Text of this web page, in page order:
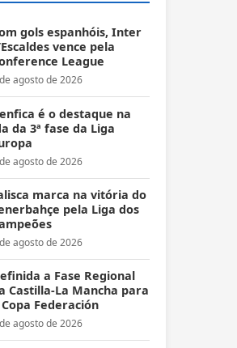
gols espanhóis, Inter
vence pela
League
agosto de 2026
é o destaque na
da 3ª fase da Liga
agosto de 2026
marca na vitória do
pela Liga dos
agosto de 2026
a Fase Regional
Castilla-La Mancha para
Federación
agosto de 2026